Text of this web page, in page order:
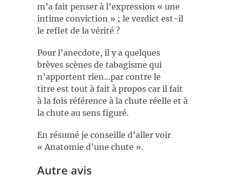
m’a fait penser à l’expression « une
intime conviction » ; le verdict est-il
le reflet de la vérité ?
Pour l’anecdote, il y a quelques
brèves scènes de tabagisme qui
n’apportent rien…par contre le
titre est tout à fait à propos car il fait
à la fois référence à la chute réelle et à
la chute au sens figuré.
En résumé je conseille d’aller voir
« Anatomie d’une chute ».
Autre avis